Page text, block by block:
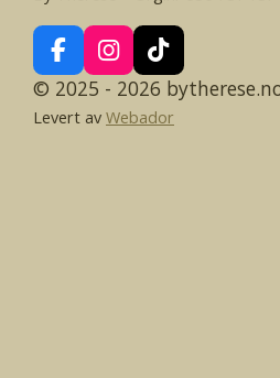
F
a
c
e
I
n
t
T
i
k
T
© 2025 - 2026
Levert av Webador